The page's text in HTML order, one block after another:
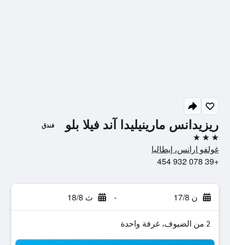
ريزيدانس مارينيليدا آند فيلا بلو فندق
3 نجوم
غولفو ارانس، إيطاليا
+39 078 932 454
ن 17/8 - ث 18/8
2 من الضيوف، غرفة واحدة